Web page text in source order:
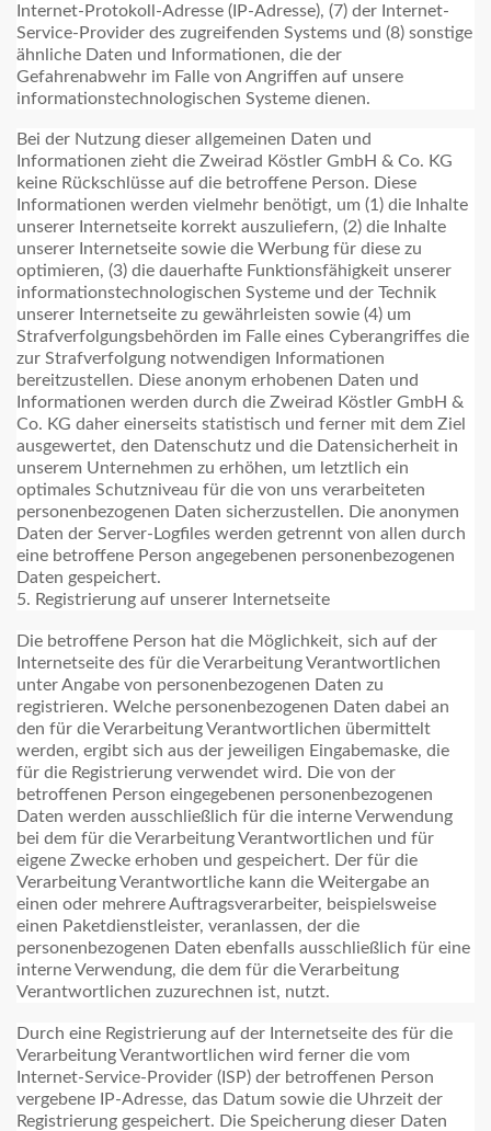
Internet-Protokoll-Adresse (IP-Adresse), (7) der Internet-
Service-Provider des zugreifenden Systems und (8) sonstige
ähnliche Daten und Informationen, die der
Gefahrenabwehr im Falle von Angriffen auf unsere
informationstechnologischen Systeme dienen.
Bei der Nutzung dieser allgemeinen Daten und
Informationen zieht die Zweirad Köstler GmbH & Co. KG
keine Rückschlüsse auf die betroffene Person. Diese
Informationen werden vielmehr benötigt, um (1) die Inhalte
unserer Internetseite korrekt auszuliefern, (2) die Inhalte
unserer Internetseite sowie die Werbung für diese zu
optimieren, (3) die dauerhafte Funktionsfähigkeit unserer
informationstechnologischen Systeme und der Technik
unserer Internetseite zu gewährleisten sowie (4) um
Strafverfolgungsbehörden im Falle eines Cyberangriffes die
zur Strafverfolgung notwendigen Informationen
bereitzustellen. Diese anonym erhobenen Daten und
Informationen werden durch die Zweirad Köstler GmbH &
Co. KG daher einerseits statistisch und ferner mit dem Ziel
ausgewertet, den Datenschutz und die Datensicherheit in
unserem Unternehmen zu erhöhen, um letztlich ein
optimales Schutzniveau für die von uns verarbeiteten
personenbezogenen Daten sicherzustellen. Die anonymen
Daten der Server-Logfiles werden getrennt von allen durch
eine betroffene Person angegebenen personenbezogenen
Daten gespeichert.
5. Registrierung auf unserer Internetseite
Die betroffene Person hat die Möglichkeit, sich auf der
Internetseite des für die Verarbeitung Verantwortlichen
unter Angabe von personenbezogenen Daten zu
registrieren. Welche personenbezogenen Daten dabei an
den für die Verarbeitung Verantwortlichen übermittelt
werden, ergibt sich aus der jeweiligen Eingabemaske, die
für die Registrierung verwendet wird. Die von der
betroffenen Person eingegebenen personenbezogenen
Daten werden ausschließlich für die interne Verwendung
bei dem für die Verarbeitung Verantwortlichen und für
eigene Zwecke erhoben und gespeichert. Der für die
Verarbeitung Verantwortliche kann die Weitergabe an
einen oder mehrere Auftragsverarbeiter, beispielsweise
einen Paketdienstleister, veranlassen, der die
personenbezogenen Daten ebenfalls ausschließlich für eine
interne Verwendung, die dem für die Verarbeitung
Verantwortlichen zuzurechnen ist, nutzt.
Durch eine Registrierung auf der Internetseite des für die
Verarbeitung Verantwortlichen wird ferner die vom
Internet-Service-Provider (ISP) der betroffenen Person
vergebene IP-Adresse, das Datum sowie die Uhrzeit der
Registrierung gespeichert. Die Speicherung dieser Daten